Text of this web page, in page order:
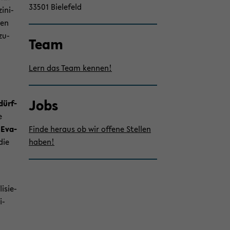
seln
33501 Bie­le­feld
Team
Lern das Team ken­nen!
Jobs
Finde her­aus ob wir of­fe­ne Stel­len
haben!